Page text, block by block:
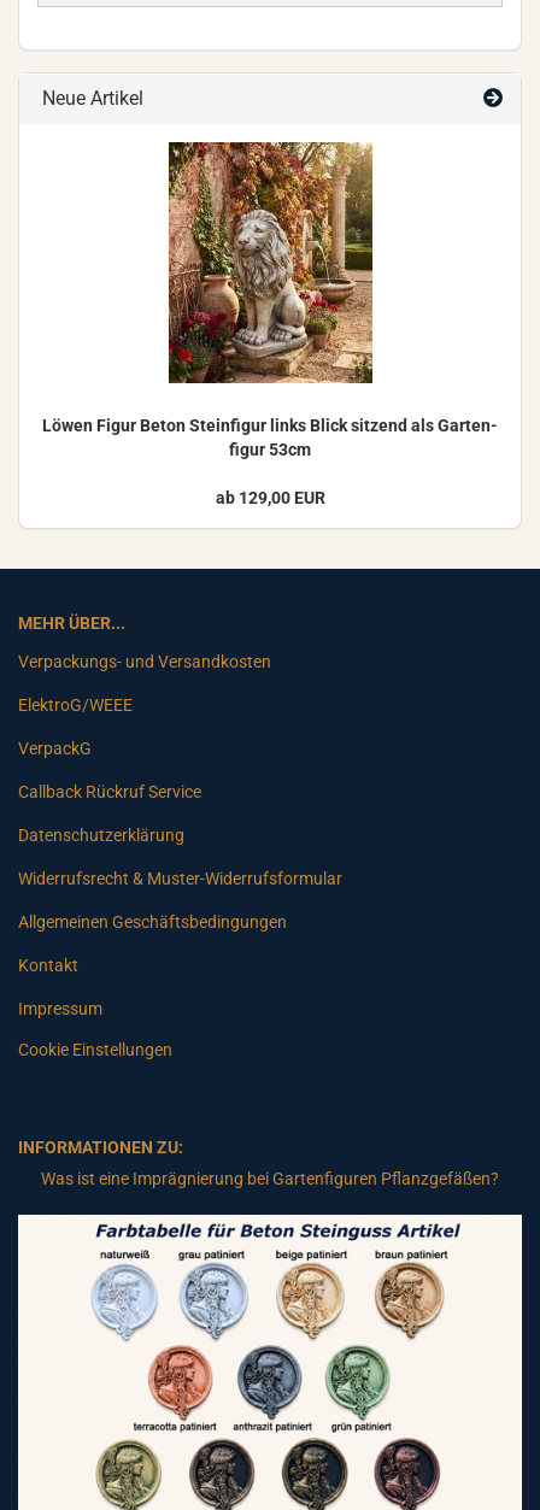
Neue Artikel
Löwen Figur Beton Stein­fi­gur links Blick sit­zend als Gar­ten­
fi­gur 53cm
ab 129,00 EUR
MEHR ÜBER...
Verpackungs- und Versandkosten
ElektroG/WEEE
VerpackG
Callback Rückruf Service
Datenschutzerklärung
Widerrufsrecht & Muster-Widerrufsformular
Allgemeinen Geschäftsbedingungen
Kontakt
Impressum
Cookie Einstellungen
INFORMATIONEN ZU:
Was ist eine Imprägnierung bei Gartenfiguren Pflanzgefäßen?